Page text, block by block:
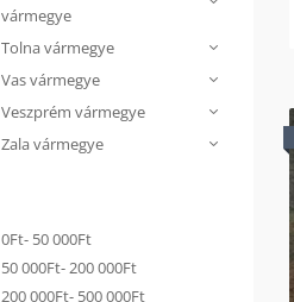
vármegye
Tolna vármegye
Vas vármegye
Veszprém vármegye
Zala vármegye
0Ft- 50 000Ft
50 000Ft- 200 000Ft
200 000Ft- 500 000Ft